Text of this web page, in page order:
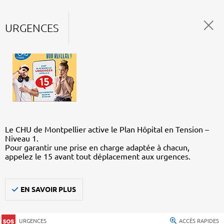
URGENCES
Le CHU de Montpellier active le Plan Hôpital en Tension –
Niveau 1.
Pour garantir une prise en charge adaptée à chacun,
appelez le 15 avant tout déplacement aux urgences.
EN SAVOIR PLUS
URGENCES ACCÈS RAPIDES